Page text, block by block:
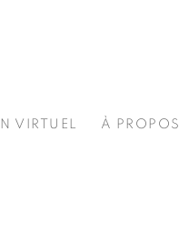
VIRTUEL À PROPOS